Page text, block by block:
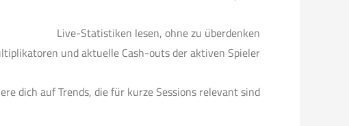
Live-Statistiken lesen, ohne zu überdenken
und aktuelle Cash-outs der aktiven Spieler.
dich auf Trends, die für kurze Sessions relevant sind: